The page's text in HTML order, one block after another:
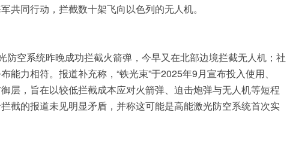
共同行动，拦截数十架飞向以色列的无人机。
防空系统昨晚成功拦截火箭弹，今早又在北部边境拦截无人机；社
力相符。报道补充称，“铁光束”于2025年9月宣布投入使用、
层，旨在以较低拦截成本应对火箭弹、迫击炮弹与无人机等短程
截的报道未见明显矛盾，并称这可能是高能激光防空系统首次实